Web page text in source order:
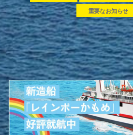
重要なお知らせ